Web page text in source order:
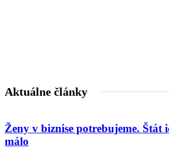
Aktuálne články
Ženy v biznise potrebujeme. Štát
málo